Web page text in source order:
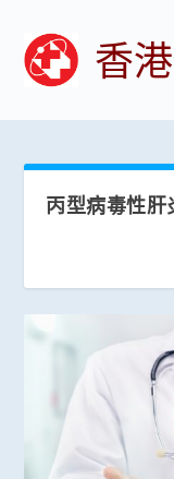
香
丙型病毒性肝